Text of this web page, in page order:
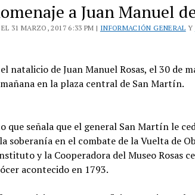
a Juan Manuel
31 MARZO, 2017 6:33 PM | INFORMACIÓN GENERAL Y
natalicio de Juan Manuel Rosas, el 30 de
en la plaza central de San Martín.
señala que el general San Martín le
soberanía en el combate de la Vuelta de
y la Cooperadora del Museo Rosas
acontecido en 1793.